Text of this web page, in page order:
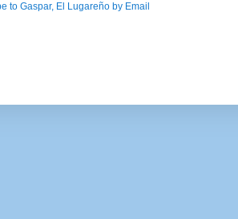
to Gaspar, El Lugareño by Email